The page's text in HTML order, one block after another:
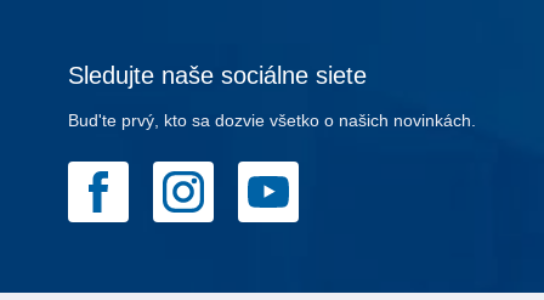
Sledujte naše sociálne siete
Bud'te prvý, kto sa dozvie všetko o našich novinkách.